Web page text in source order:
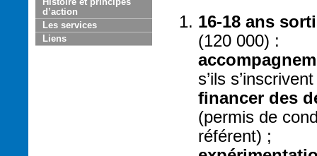
d’action
Les services
Liens
16-18 ans
(120 000) :
s’ils
financer des
(permis de
référent) ;